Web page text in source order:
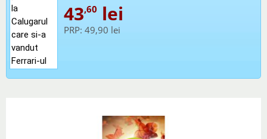
43,60 lei
PRP: 49,90 lei